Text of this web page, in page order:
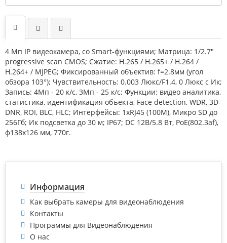
4 Мп IP видеокамера, со Smart-функциями; Матрица: 1/2.7"
progressive scan CMOS; Сжатие: H.265 / H.265+ / H.264 /
H.264+ / MJPEG; Фиксированный объектив: f=2.8мм (угол
обзора 103°); Чувствительность: 0.003 Люкс/F1.4, 0 Люкс c Ик;
Запись: 4Мп - 20 к/c, 3Мп - 25 к/с; Функции: видео аналитика,
статистика, идентификация объекта, Face detection, WDR, 3D-
DNR, ROI, BLC, HLC; Интерфейсы: 1xRJ45 (100M), Микро SD до
256Гб; Ик подсветка до 30 м; IP67; DC 12В/5.8 Вт, PoE(802.3af),
ф138х126 мм, 770г.
Информация
Как выбрать камеры для видеонаблюдения
Контакты
Программы для Видеонаблюдения
О нас